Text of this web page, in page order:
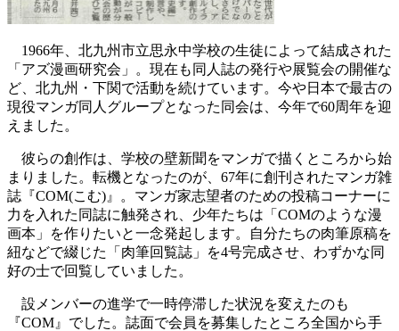
1966年、北九州市立思永中学校の生徒によって結成された
「アズ漫画研究会」。現在も同人誌の発行や展覧会の開催な
ど、北九州・下関で活動を続けています。今や日本で最古の
現役マンガ同人グループとなった同会は、今年で60周年を迎
えました。
彼らの創作は、学校の壁新聞をマンガで描くところから始
まりました。転機となったのが、67年に創刊されたマンガ雑
誌『COM(こむ)』。マンガ家志望者のための投稿コーナーに
力を入れた同誌に触発され、少年たちは「COMのような漫
画本」を作りたいと一念発起します。自分たちの肉筆原稿を
紐などで綴じた「肉筆回覧誌」を4号完成させ、わずかな同
好の士で回覧していました。
設メンバーの進学で一時停滞した状況を変えたのも
『COM』でした。誌面で会員を募集したところ全国から手